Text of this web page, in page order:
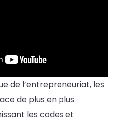
de l’entrepreneuriat, les
de plus en plus
les codes et